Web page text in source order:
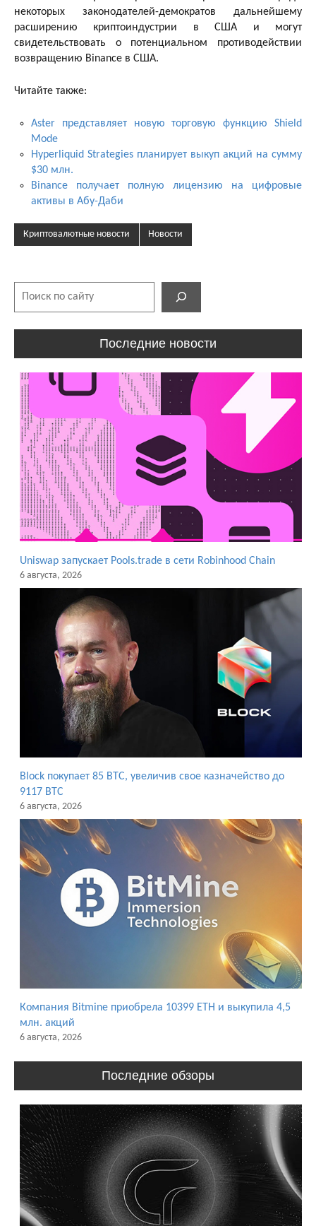
некоторых законодателей-демократов дальнейшему
расширению криптоиндустрии в США и могут
свидетельствовать о потенциальном противодействии
возвращению Binance в США.
Читайте также:
Aster представляет новую торговую функцию Shield
Mode
Hyperliquid Strategies планирует выкуп акций на сумму
$30 млн.
Binance получает полную лицензию на цифровые
активы в Абу-Даби
Криптовалютные новости Новости
Последние новости
Uniswap запускает Pools.trade в сети Robinhood Chain
6 августа, 2026
Block покупает 85 BTC, увеличив свое казначейство до
9117 BTC
6 августа, 2026
Компания Bitmine приобрела 10399 ETH и выкупила 4,5
млн. акций
6 августа, 2026
Последние обзоры